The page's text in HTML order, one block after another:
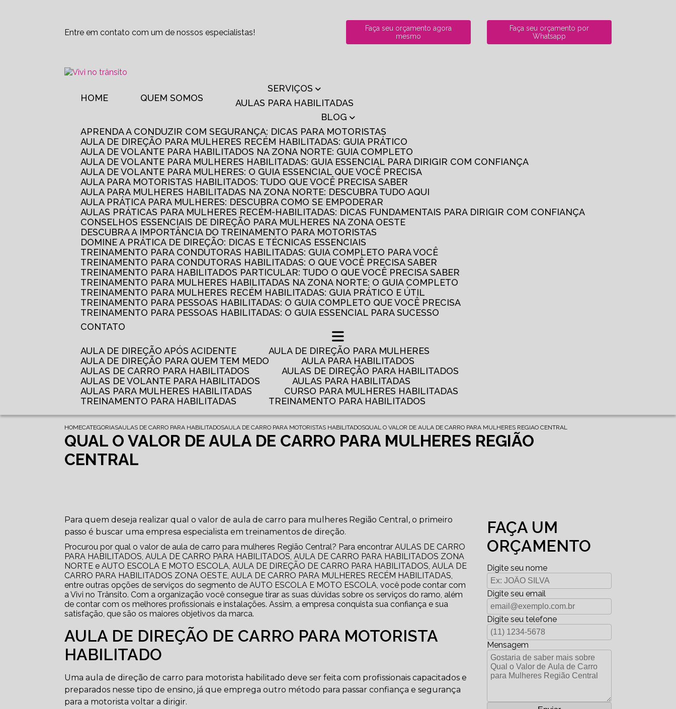
Entre em contato com um de nossos especialistas!
Faça seu orçamento agora
mesmo
Faça seu orçamento por
Whatsapp
HOME QUEM SOMOS
SERVIÇOS
AULAS PARA HABILITADAS
BLOG
APRENDA A CONDUZIR COM SEGURANÇA: DICAS PARA MOTORISTAS
AULA DE DIREÇÃO PARA MULHERES RECÉM HABILITADAS: GUIA PRÁTICO
AULA DE VOLANTE PARA HABILITADOS NA ZONA NORTE: GUIA COMPLETO
AULA DE VOLANTE PARA MULHERES HABILITADAS: GUIA ESSENCIAL PARA DIRIGIR COM CONFIANÇA
AULA DE VOLANTE PARA MULHERES: O GUIA ESSENCIAL QUE VOCÊ PRECISA
AULA PARA MOTORISTAS HABILITADOS: TUDO QUE VOCÊ PRECISA SABER
AULA PARA MULHERES HABILITADAS NA ZONA NORTE: DESCUBRA TUDO AQUI
AULA PRÁTICA PARA MULHERES: DESCUBRA COMO SE EMPODERAR
AULAS PRÁTICAS PARA MULHERES RECÉM-HABILITADAS: DICAS FUNDAMENTAIS PARA DIRIGIR COM CONFIANÇA
CONSELHOS ESSENCIAIS DE DIREÇÃO PARA MULHERES NA ZONA OESTE
DESCUBRA A IMPORTÂNCIA DO TREINAMENTO PARA MOTORISTAS
DOMINE A PRÁTICA DE DIREÇÃO: DICAS E TÉCNICAS ESSENCIAIS
TREINAMENTO PARA CONDUTORAS HABILITADAS: GUIA COMPLETO PARA VOCÊ
TREINAMENTO PARA CONDUTORAS HABILITADAS: O QUE VOCÊ PRECISA SABER
TREINAMENTO PARA HABILITADOS PARTICULAR: TUDO O QUE VOCÊ PRECISA SABER
TREINAMENTO PARA MULHERES HABILITADAS NA ZONA NORTE: O GUIA COMPLETO
TREINAMENTO PARA MULHERES RECÉM HABILITADAS: GUIA PRÁTICO E ÚTIL
TREINAMENTO PARA PESSOAS HABILITADAS: O GUIA COMPLETO QUE VOCÊ PRECISA
TREINAMENTO PARA PESSOAS HABILITADAS: O GUIA ESSENCIAL PARA SUCESSO
CONTATO
AULA DE DIREÇÃO APÓS ACIDENTE
AULA DE DIREÇÃO PARA MULHERES
AULA DE DIREÇÃO PARA QUEM TEM MEDO
AULA PARA HABILITADOS
AULAS DE CARRO PARA HABILITADOS
AULAS DE DIREÇÃO PARA HABILITADOS
AULAS DE VOLANTE PARA HABILITADOS
AULAS PARA HABILITADAS
AULAS PARA MULHERES HABILITADAS
CURSO PARA MULHERES HABILITADAS
TREINAMENTO PARA HABILITADAS
TREINAMENTO PARA HABILITADOS
HOMECATEGORIASAULAS DE CARRO PARA HABILITADOSAULA DE CARRO PARA MOTORISTAS HABILITADOSQUAL O VALOR DE AULA DE CARRO PARA MULHERES REGIAO CENTRAL
QUAL O VALOR DE AULA DE CARRO PARA MULHERES REGIÃO
CENTRAL
Para quem deseja realizar qual o valor de aula de carro para mulheres Região Central, o primeiro
passo é buscar uma empresa especialista em treinamentos de direção.
Procurou por qual o valor de aula de carro para mulheres Região Central? Para encontrar AULAS DE CARRO
PARA HABILITADOS, AULA DE CARRO PARA HABILITADOS, AULA DE CARRO PARA HABILITADOS ZONA
NORTE e AUTO ESCOLA E MOTO ESCOLA, AULA DE DIREÇÃO DE CARRO PARA HABILITADOS, AULA DE
CARRO PARA HABILITADOS ZONA OESTE, AULA DE CARRO PARA MULHERES RECÉM HABILITADAS,
entre outras opções de serviços do segmento de AUTO ESCOLA E MOTO ESCOLA, você pode contar com
a Vivi no Trânsito. Com a organização você consegue tirar as suas dúvidas sobre os serviços do ramo, além
de contar com os melhores profissionais e instalações. Assim, a empresa conquista sua confiança e sua
satisfação, que são os maiores objetivos da marca.
AULA DE DIREÇÃO DE CARRO PARA MOTORISTA
HABILITADO
Uma aula de direção de carro para motorista habilitado deve ser feita com profissionais capacitados e
preparados nesse tipo de ensino, já que emprega outro método para passar confiança e segurança
para a motorista voltar a dirigir.
FAÇA UM
ORÇAMENTO
Digite seu nome
Digite seu email
Digite seu telefone
Mensagem